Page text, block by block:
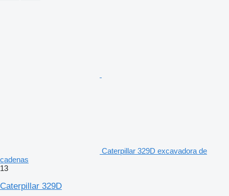
Caterpillar 329D excavadora de
cadenas
13
Caterpillar 329D